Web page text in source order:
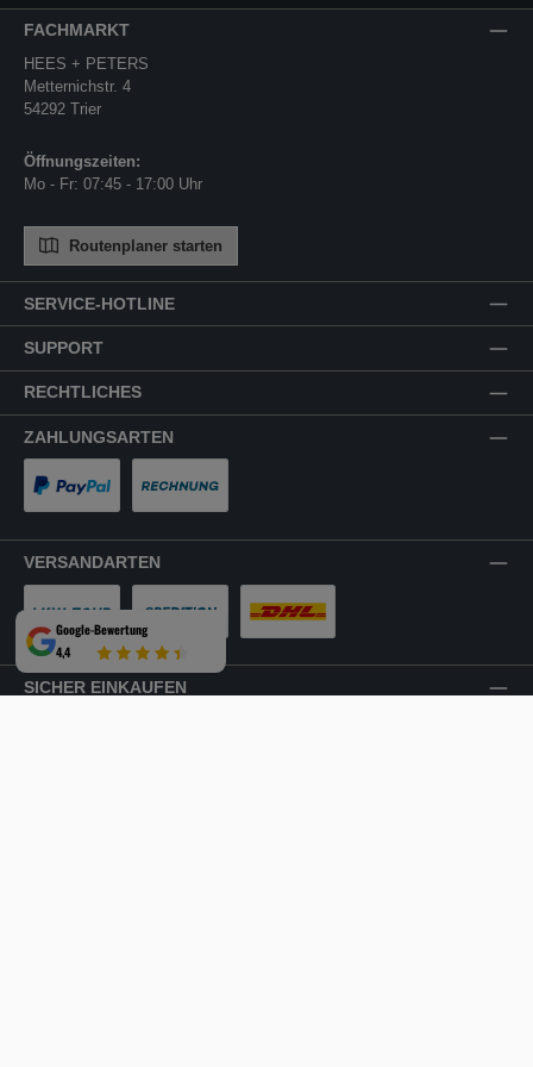
SERVICE-HOTLINE
SUPPORT
RECHTLICHES
ZAHLUNGSARTEN
VERSANDARTEN
LKW-Tour Spedition
FACHMARKT
HEES + PETERS
Metternichstr. 4
54292 Trier
Öffnungszeiten:
Mo - Fr: 07:45 - 17:00 Uhr
Routenplaner starten
SICHER EINKAUFEN
Google-Bewertung
4,4